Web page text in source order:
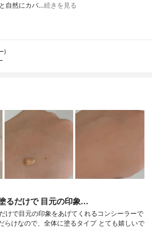
自然にカバ…続きを見る
)
るだけで 目元の印象...
けで目元の印象をあげてくれるコンシーラーで
らけなので、全体に塗るタイプ とても嬉しいで